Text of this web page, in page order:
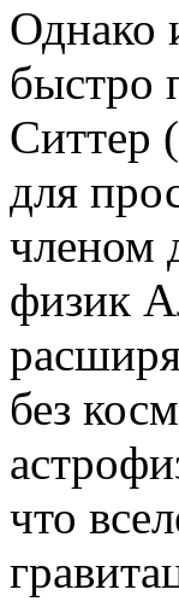
Однако
быстро
Ситтер
для
членом
физик
без
что